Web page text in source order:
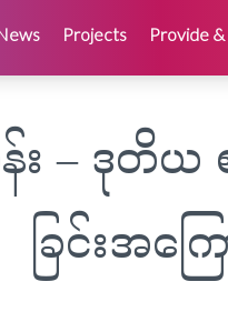
Projects Provide
န်း – ဒုတိ
ခြင်းအကြ